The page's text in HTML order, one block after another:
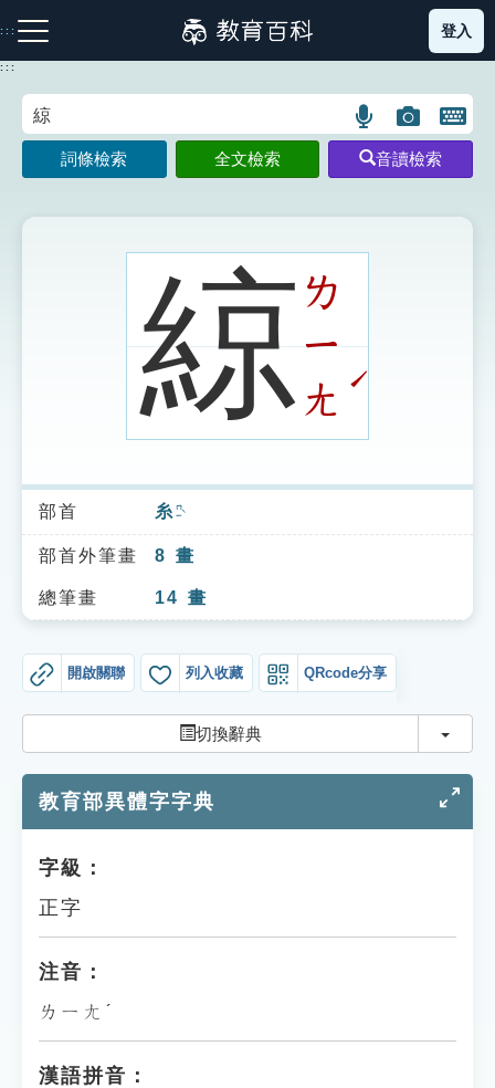
到
主
:::
注音索引圖示 筆畫索引圖示 部首索引表圖示
索引選單
知識索引
單字索引
貓頭鷹博士
登入
:::
語
言
搜
示
圖
片
搜
開
鍵
圖
詞條檢索 全文檢索 音讀檢索
綡ㄌ
ㄧ
ㄤ
ˊ
部首 糸 ㄇㄧˋ
部首外筆畫 8 畫
總筆畫 14 畫
開啟關聯 列入收藏 QRcode分享
切換辭典 切換
教育部異體字字典
字級：
正字
注音：
ㄌㄧㄤˊ
漢語拼音：